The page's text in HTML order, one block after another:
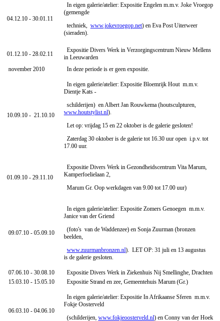
04.12.10 - 30.01.11
In eigen galerie/atelier: Expositie Engelen m.m.v. Joke Vroegop
(gemengde
techniek, www.jokevroegop.net) en Eva Post Uiterweer
(sieraden).
01.12.10 - 28.02.11
Expositie Divers Werk in Verzorgingscentrum Nieuw Mellens
in Leeuwarden
november 2010
In deze periode is er geen expositie.
10.09.10 - 21.10.10
In eigen galerie/atelier: Expositie Bloemrijk Hout m.m.v.
Dientje Kats -
schilderijen) en Albert Jan Rouwkema (houtsculpturen,
www.houtstylist.nl).
Let op: vrijdag 15 en 22 oktober is de galerie gesloten!
Zaterdag 30 oktober is de galerie tot 16.30 uur open i.p.v. tot
17.00 uur.
01.09.10 - 29.11.10
Expositie Divers Werk in Gezondheidscentrum Vita Marum,
Kamperfoelielaan 2,
Marum Gr. Oop werkdagen van 9.00 tot 17.00 uur)
09.07.10 - 05.09.10
In eigen galerie/atelier: Expositie Zomers Genoegen m.m.v.
Janice van der Griend
(foto's van de Waddenzee) en Sonja Zuurman (bronzen
beelden,
www.zuurmanbronzen.nl). LET OP: 31 juli en 13 augustus
is de galerie gesloten.
07.06.10 - 30.08.10
Expositie Divers Werk in Ziekenhuis Nij Smellinghe, Drachten
15.03.10 - 15.05.10
Expositie Strand en zee, Gemeentehuis Marum (Gr.)
06.03.10 - 04.06.10
In eigen galerie/atelier: Expositie In Afrikaanse Sferen m.m.v.
Fokje Oosterveld
(schilderijen, www.fokjeoosterveld.nl) en Conny van der Hoek